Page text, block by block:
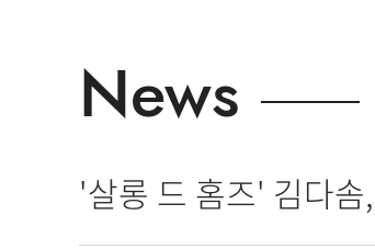
News
'살롱 드 홈즈' 김다